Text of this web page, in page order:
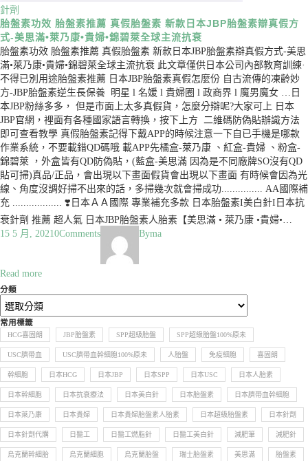
針劑
胎盤素功效 胎盤素推薦 真假胎盤素 新款日本JBP胎盤素辯真假方
式-美思滿•萊乃康•貴婦•錦碧萊全球主流抗衰
胎盤素功效 胎盤素推薦 真假胎盤素 新款日本JBP胎盤素辯真假方式-美思
滿•萊乃康•貴婦•錦碧萊全球主流抗衰 此文章僅供日本公司內部教育訓練·
不得已別用途胎盤素推薦 日本JBP胎盤素真假怎麼份 自古流傳的凍齡妙
方-JBP胎盤素逆生長保養 明星 l 名媛 l 貴婦圈 l 政商界 l 魔男魔女 …日
本JBP粉絲多多， 但是市面上太多真假貨，怎麼分辯呢?大家可上 日本
JBP官網，裡面有各種國家語言轉換，按下上方 二維碼防偽貼辦識方法
即可查看教學 真假胎盤素記得下戴APP的時候注意一下自已手機是哪款
作業系統，不要載錯QD碼哦 載APP先橘盒-萊乃康 、紅盒-貴婦 、粉盒-
錦碧萊 ，外盒皆有QD防偽貼，(藍盒-美思滿 因為是不同廠牌SO沒有QD
貼可掃)真品/正品，會出現以下畫面假貨會出現以下畫面 有時候會因為光
線、角度沒調好掃不出來的話，多掃幾次就會掃成功............... AA國際補
充 .................. ❣️日本ＡＡ國際 專業補充多款 日本胎盤素I美白針I日本抗
衰針劑 推薦 超人氣 日本JBP胎盤素人胎素【美思滿 • 萊乃康 •貴婦•…
15 5 月, 2021 0Comments Byma
Read more
分類
常用標籤
HCG喜固朗 JBP胎盤素 SPP超級胎盤 SPP超級胎盤100%原未
USC臍帶血 USC臍帶血幹細胞100%原未 人胎盤 免疫細胞 喜固朗
幹細胞 日本HCG 日本JBP 日本SPP 日本USC 日本人胎素
日本幹細胞 日本抗衰療法 日本美白針 日本胎盤素 日本臍帶血幹細胞
日本萊乃康 日本貴婦 日本貴婦胎盤素人胎素 日本超級胎盤素 日本針劑
日本針劑代購 日醫工 日醫工燃脂針 日醫工美白針 減肥筆 減肥針
烏克蘭幹細胎 烏克蘭細胞 烏克蘭胎盤 瑞士胎盤素 美思滿 胎盤素